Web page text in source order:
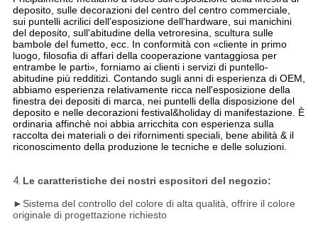
deposito, sulle decorazioni del centro del centro commerciale,
sui puntelli acrilici dell'esposizione dell'hardware, sui manichini
del deposito, sull'abitudine della vetroresina, scultura sulle
bambole del fumetto, ecc. In conformità con «cliente in primo
luogo, filosofia di affari della cooperazione vantaggiosa per
entrambe le parti», forniamo ai clienti i servizi di puntello-
abitudine più redditizi. Contando sugli anni di esperienza di OEM,
abbiamo esperienza relativamente ricca nell'esposizione della
finestra dei depositi di marca, nei puntelli della disposizione del
deposito e nelle decorazioni festival&holiday di manifestazione. È
ordinaria affinchè noi abbia arricchita con esperienza sulla
raccolta dei materiali o dei rifornimenti speciali, bene abilità & il
riconoscimento della produzione le tecniche e delle soluzioni.
4. Le caratteristiche dei nostri espositori del negozio:
► Sistema del controllo del colore di alta qualità, offrire il colore
originale di progettazione richiesto